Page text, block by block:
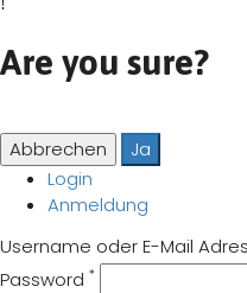
Are you sure?
Abbrechen
Ja
Login
Anmeldung
Username oder E-Mail
Password *